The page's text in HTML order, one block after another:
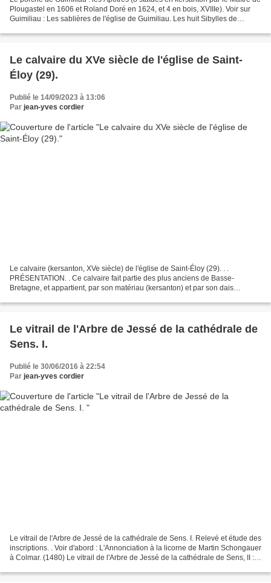
Plougastel en 1606 et Roland Doré en 1624, et 4 en bois, XVIIIe). Voir sur
Guimiliau : Les sablières de l'église de Guimiliau. Les huit Sibylles de
Le calvaire du XVe siècle de l'église de Saint-
Éloy (29).
Publié le 14/09/2023 à 13:06
Par jean-yves cordier
Le calvaire (kersanton, XVe siècle) de l'église de Saint-Éloy (29). . .
PRÉSENTATION. . Ce calvaire fait partie des plus anciens de Basse-
Bretagne, et appartient, par son matériau (kersanton) et par son dais
Le vitrail de l'Arbre de Jessé de la cathédrale de
Sens. I.
Publié le 30/06/2016 à 22:54
Par jean-yves cordier
Le vitrail de l'Arbre de Jessé de la cathédrale de Sens. I. Relevé et étude des
inscriptions. . Voir d'abord : L'Annonciation à la licorne de Martin Schongauer
à Colmar. (1480) Le vitrail de l'Arbre de Jessé de la cathédrale de Sens, II :